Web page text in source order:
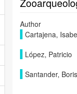
Author
Cartajena,
López, Patricio
Santander, Boris